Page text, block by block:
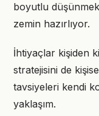
boyutlu
zemin hazırlıyor.
İhtiyaçlar kişiden
stratejisini de
tavsiyeleri kendi
yaklaşım.